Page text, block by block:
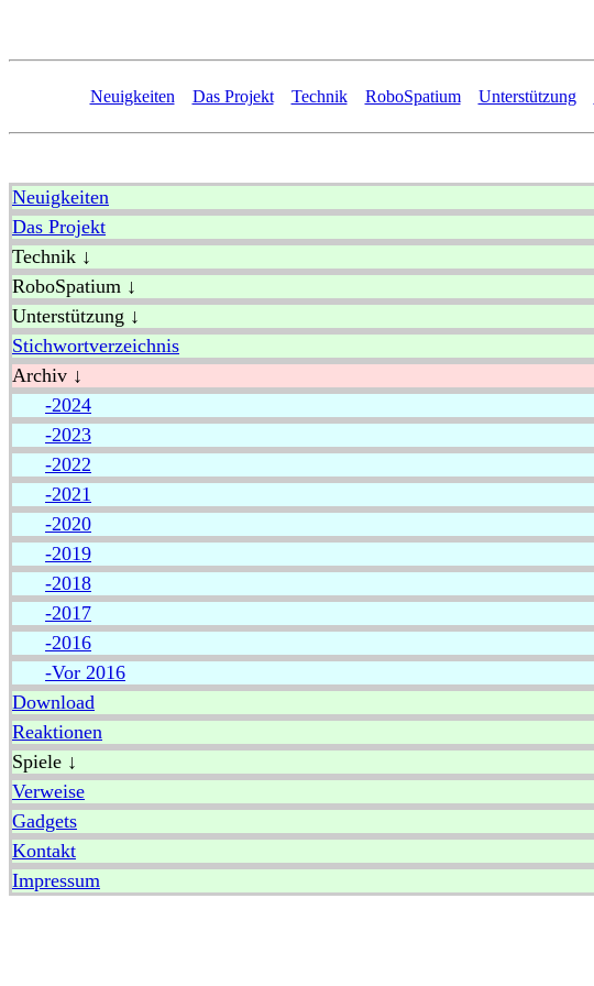
Neuigkeiten Das Projekt Technik RoboSpatium Unterstützung
Neuigkeiten
Das Projekt
Technik ↓
RoboSpatium ↓
Unterstützung ↓
Stichwortverzeichnis
Archiv ↓
-2024
-2023
-2022
-2021
-2020
-2019
-2018
-2017
-2016
-Vor 2016
Download
Reaktionen
Spiele ↓
Verweise
Gadgets
Kontakt
Impressum